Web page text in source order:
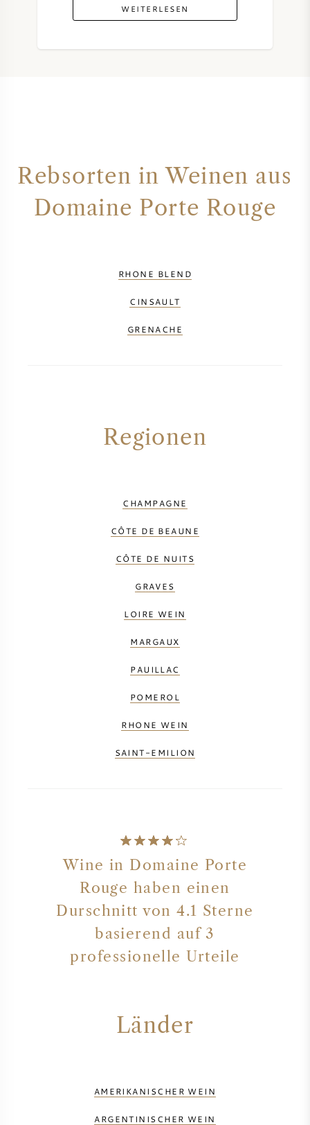
WEITERLESEN
Rebsorten in Weinen aus
Domaine Porte Rouge
RHONE BLEND
CINSAULT
GRENACHE
Regionen
CHAMPAGNE
CÔTE DE BEAUNE
CÔTE DE NUITS
GRAVES
LOIRE WEIN
MARGAUX
PAUILLAC
POMEROL
RHONE WEIN
SAINT-EMILION
Wine in Domaine Porte
Rouge haben einen
Durschnitt von 4.1 Sterne
basierend auf 3
professionelle Urteile
Länder
AMERIKANISCHER WEIN
ARGENTINISCHER WEIN